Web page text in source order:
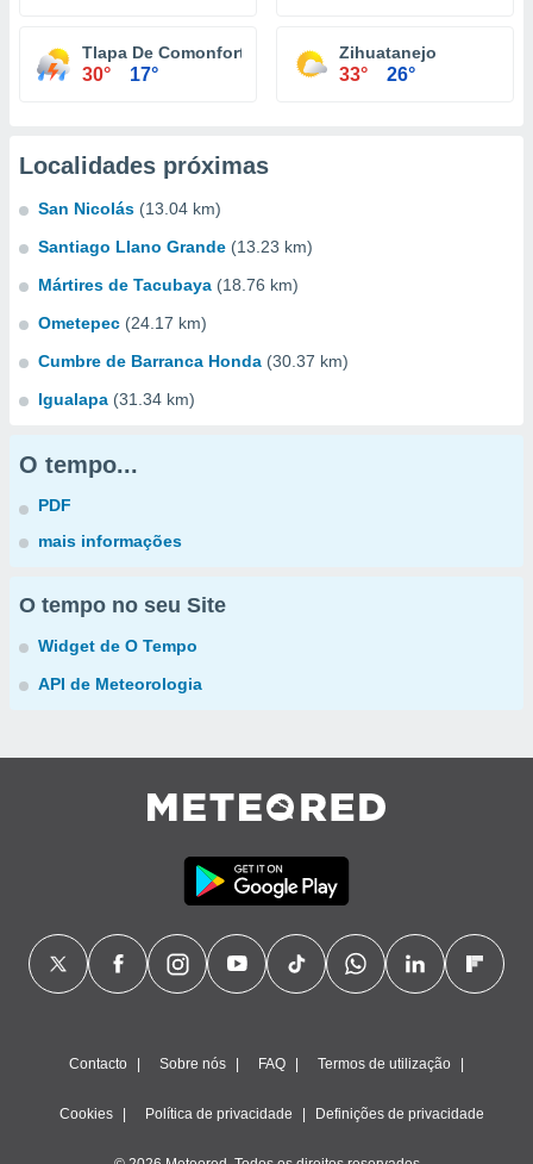
Tlapa De Comonfort
30° 17°
Zihuatanejo
33° 26°
Localidades próximas
San Nicolás (13.04 km)
Santiago Llano Grande (13.23 km)
Mártires de Tacubaya (18.76 km)
Ometepec (24.17 km)
Cumbre de Barranca Honda (30.37 km)
Igualapa (31.34 km)
O tempo...
PDF
mais informações
O tempo no seu Site
Widget de O Tempo
API de Meteorologia
Contacto Sobre nós FAQ Termos de utilização
Cookies Política de privacidade Definições de privacidade